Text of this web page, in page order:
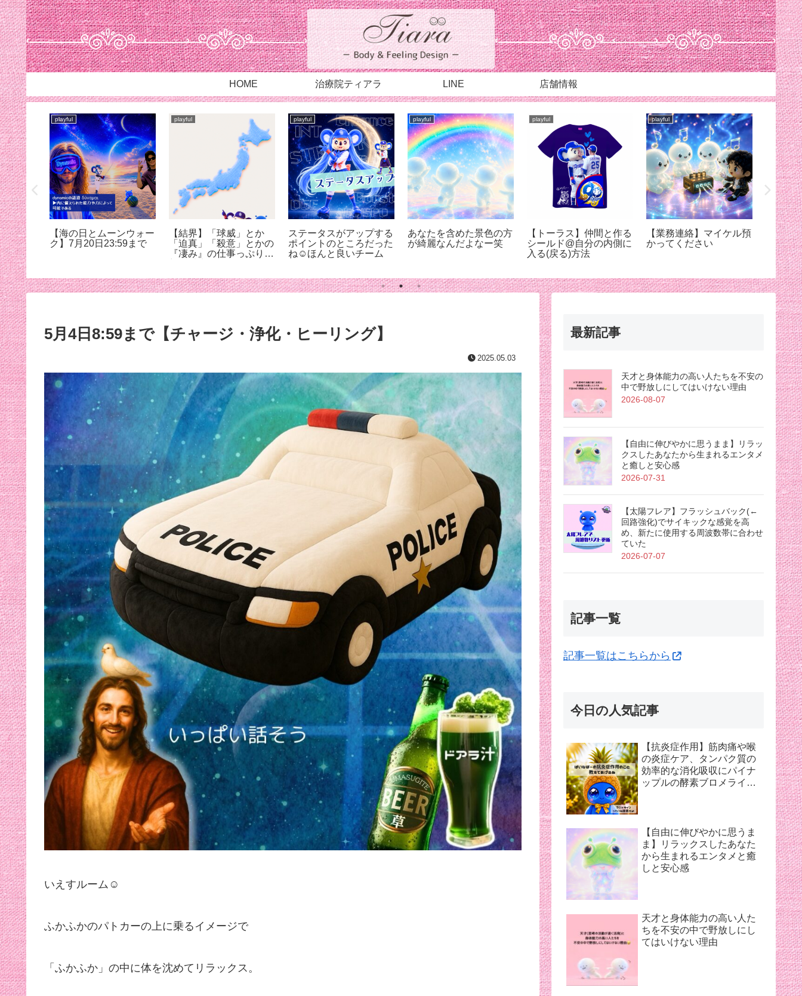
HOME 治療院ティアラ LINE 店舗情報
…
playful
【海の日とムーンウォー
ク】7月20日23:59まで
playful
【結界】「球威」とか
「迫真」「殺意」とかの
『凄み』の仕事っぷりが
playful
ステータスがアップする
ポイントのところだった
ね☺︎ほんと良いチーム
playful
あなたを含めた景色の方
が綺麗なんだよなー笑
playful
【トーラス】仲間と作る
シールド@自分の内側に
入る(戻る)方法
playful
【業務連絡】マイケル預
かってください
playful
【スリ
ろちょ
ケルに
【7月
5月4日8:59まで【チャージ・浄化・ヒーリング】
2025.05.03
いえすルーム☺︎
ふかふかのパトカーの上に乗るイメージで
「ふかふか」の中に体を沈めてリラックス。
最新記事
天才と身体能力の高い人たちを不安の
中で野放しにしてはいけない理由
2026-08-07
【自由に伸びやかに思うまま】リラッ
クスしたあなたから生まれるエンタメ
と癒しと安心感
2026-07-31
【太陽フレア】フラッシュバック(←
回路強化)でサイキックな感覚を高
め、新たに使用する周波数帯に合わせ
ていた
2026-07-07
記事一覧
記事一覧はこちらから
今日の人気記事
【抗炎症作用】筋肉痛や喉
の炎症ケア、タンパク質の
効率的な消化吸収にパイナ
ップルの酵素ブロメライン
【自由に伸びやかに思うま
ま】リラックスしたあなた
から生まれるエンタメと癒
しと安心感
天才と身体能力の高い人た
ちを不安の中で野放しにし
てはいけない理由